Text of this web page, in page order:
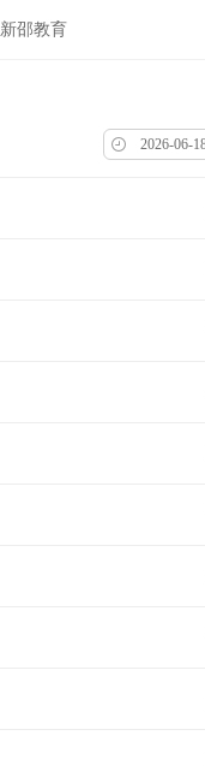
新邵教育